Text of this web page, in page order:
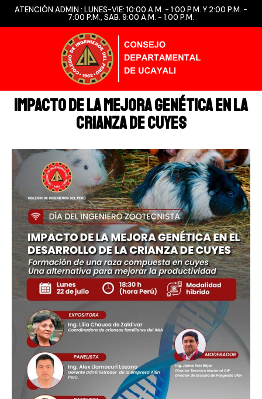
ATENCIÓN ADMIN.: LUNES-VIE: 10:00 A.M. - 1:00 P.M. Y 2:00 P.M. -
7:00 P.M., SAB. 9:00 A.M. - 1:00 P.M.
Impacto de la Mejora Genética en la
Crianza de Cuyes